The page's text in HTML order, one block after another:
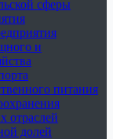
сферы
и
питания
отраслей
долей